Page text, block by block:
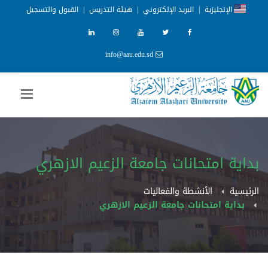
الإنجليزية | البريد الإلكتروني | هيئة التدريس | القبول والتسجيل
بداية امتحانات جامعة الزعيم الازهري
الرئيسية
الأنشطة والفعاليات
بداية امتحانات جامعة الزعيم الازهري